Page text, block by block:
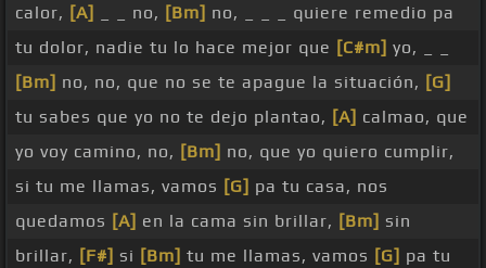
calor, [A] _ _ no, [Bm] no, _ _ _ quiere remedio pa
tu dolor, nadie tu lo hace mejor que [C#m] yo, _ _
[Bm] no, no, que no se te apague la situación, [G]
tu sabes que yo no te dejo plantao, [A] calmao, que
yo voy camino, no, [Bm] no, que yo quiero cumplir,
si tu me llamas, vamos [G] pa tu casa, nos
quedamos [A] en la cama sin brillar, [Bm] sin
brillar, [F#] si [Bm] tu me llamas, vamos [G] pa tu